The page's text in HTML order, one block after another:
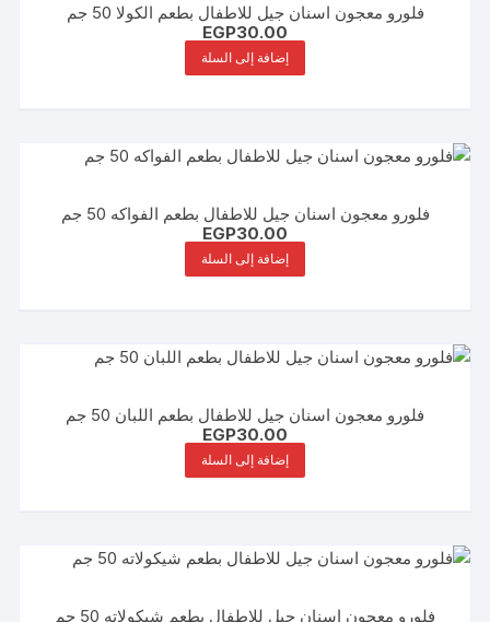
فلورو معجون اسنان جيل للاطفال بطعم الكولا 50 جم
EGP30.00
إضافة إلى السلة
فلورو معجون اسنان جيل للاطفال بطعم الفواكه 50 جم
EGP30.00
إضافة إلى السلة
فلورو معجون اسنان جيل للاطفال بطعم اللبان 50 جم
EGP30.00
إضافة إلى السلة
فلورو معجون اسنان جيل للاطفال بطعم شيكولاته 50 جم